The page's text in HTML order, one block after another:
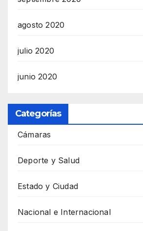
agosto 2020
julio 2020
junio 2020
Categorías
Cámaras
Deporte y Salud
Estado y Ciudad
Nacional e Internacional